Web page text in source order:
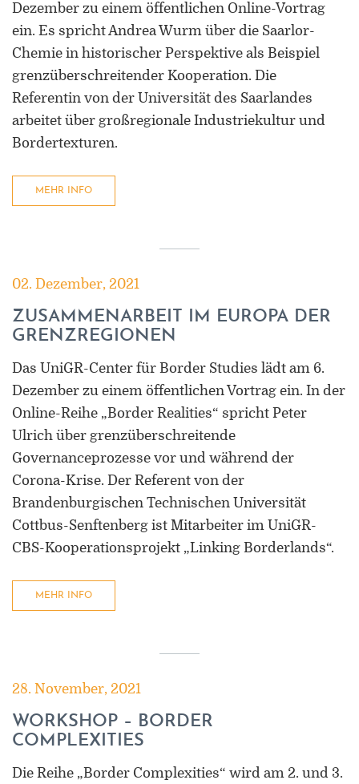
Dezember zu einem öffentlichen Online-Vortrag
ein. Es spricht Andrea Wurm über die Saarlor-
Chemie in historischer Perspektive als Beispiel
grenzüberschreitender Kooperation. Die
Referentin von der Universität des Saarlandes
arbeitet über großregionale Industriekultur und
Bordertexturen.
MEHR INFO
02. Dezember, 2021
ZUSAMMENARBEIT IM EUROPA DER
GRENZREGIONEN
Das UniGR-Center für Border Studies lädt am 6.
Dezember zu einem öffentlichen Vortrag ein. In der
Online-Reihe „Border Realities“ spricht Peter
Ulrich über grenzüberschreitende
Governanceprozesse vor und während der
Corona-Krise. Der Referent von der
Brandenburgischen Technischen Universität
Cottbus-Senftenberg ist Mitarbeiter im UniGR-
CBS-Kooperationsprojekt „Linking Borderlands“.
MEHR INFO
28. November, 2021
WORKSHOP – BORDER
COMPLEXITIES
Die Reihe „Border Complexities“ wird am 2. und 3.